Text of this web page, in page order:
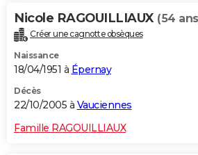
Nicole RAGOUILLIAUX (54
Créer une cagnotte obsèques
Naissance
18/04/1951 à Épernay
Décès
22/10/2005 à Vauciennes
Famille RAGOUILLIAUX